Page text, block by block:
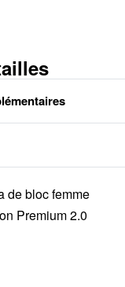
de bloc femme
Premium 2.0